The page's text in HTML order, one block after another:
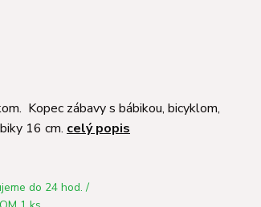
Kopec zábavy s bábikou, bicyklom,
16 cm. celý popis
do 24 hod. /